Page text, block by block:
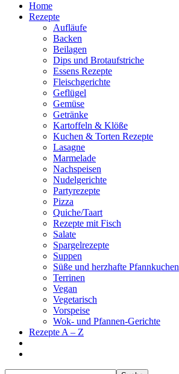
Home
Rezepte
Aufläufe
Backen
Beilagen
Dips und Brotaufstriche
Essens Rezepte
Fleischgerichte
Geflügel
Gemüse
Getränke
Kartoffeln & Klöße
Kuchen & Torten Rezepte
Lasagne
Marmelade
Nachspeisen
Nudelgerichte
Partyrezepte
Pizza
Quiche/Taart
Rezepte mit Fisch
Salate
Spargelrezepte
Suppen
Süße und herzhafte Pfannkuchen
Terrinen
Vegan
Vegetarisch
Vorspeise
Wok- und Pfannen-Gerichte
Rezepte A – Z